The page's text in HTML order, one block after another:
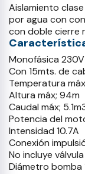
Aislamiento
por agua con
con doble cierre
Monofásica 230V
Con 15mts. de
Temperatura
Altura máx; 94m
Caudal máx;
Potencia del
Intensidad 10.7A
Conexión
No incluye
Diámetro bomba